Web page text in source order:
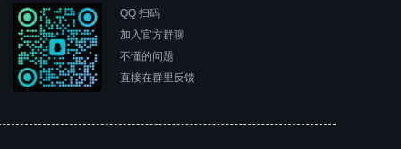
QQ 扫码
加入官方群聊
不懂的问题
直接在群里反馈